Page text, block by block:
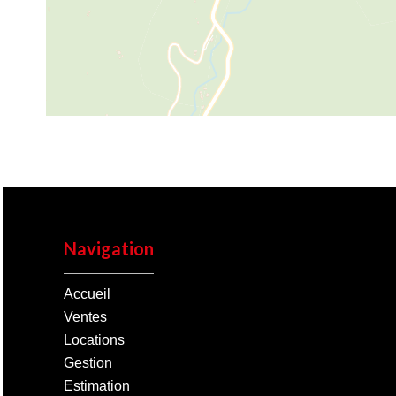
Navigation
Accueil
Ventes
Locations
Gestion
Estimation